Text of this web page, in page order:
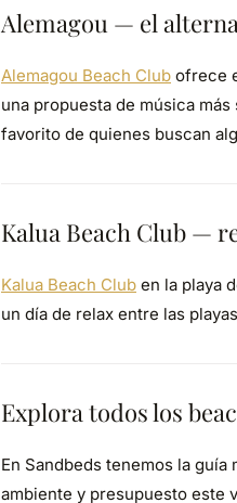
Alemagou — el
Alemagou Beach Club ofrece
una propuesta de música
favorito de quienes buscan
Kalua Beach Club —
Kalua Beach Club en la playa
un día de relax entre las
Explora todos los
En Sandbeds tenemos la guía
ambiente y presupuesto este